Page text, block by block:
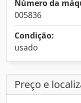
Número da
005836
Condição:
usado
Preço e